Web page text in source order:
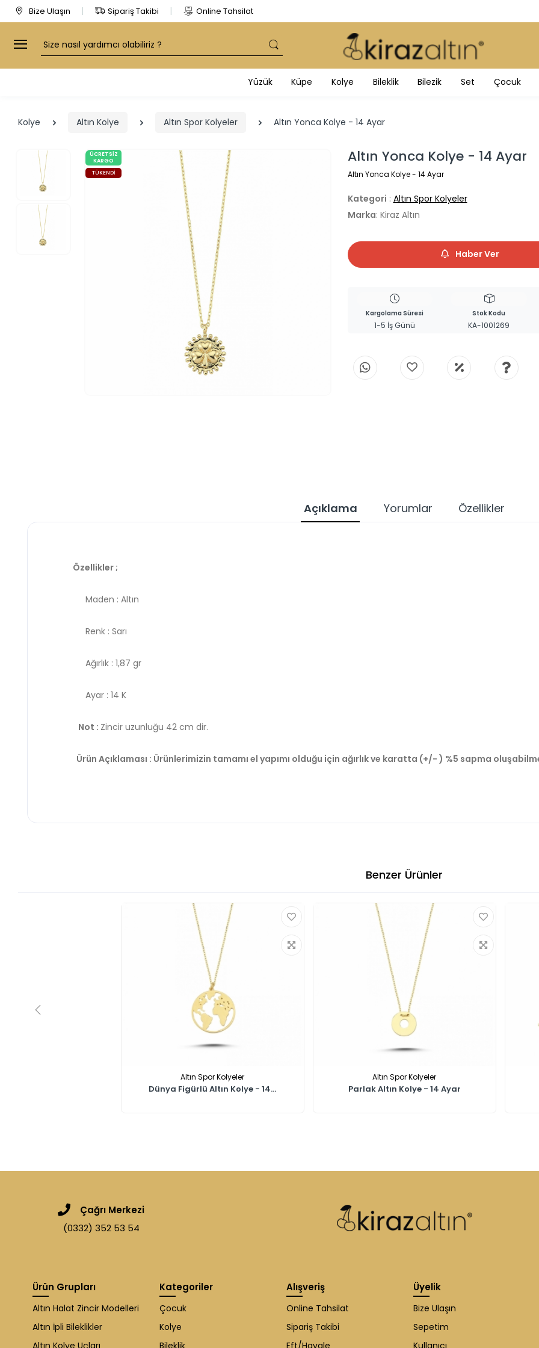
Bize Ulaşın Sipariş Takibi Online Tahsilat
Arama
Yüzük Küpe Kolye Bileklik Bilezik Set Çocuk
Kolye Altın Kolye Altın Spor Kolyeler Altın Yonca Kolye - 14 Ayar
ÜCRETSIZ
KARGO
TÜKENDI
Altın Yonca Kolye - 14 Ayar
Altın Yonca Kolye - 14 Ayar
Kategori : Altın Spor Kolyeler
Marka: Kiraz Altın
Haber Ver
Kargolama Süresi
1-5 İş Günü
Stok Kodu
KA-1001269
Açıklama Yorumlar Özellikler
Özellikler ;
Maden : Altın
Renk : Sarı
Ağırlık : 1,87 gr
Ayar : 14 K
Not : Zincir uzunluğu 42 cm dir.
Ürün Açıklaması : Ürünlerimizin tamamı el yapımı olduğu için ağırlık ve karatta (+/- ) %5 sapma
Benzer Ürünler
Altın Spor Kolyeler
Dünya Figürlü Altın Kolye - 14...
Altın Spor Kolyeler
Parlak Altın Kolye - 14 Ayar
Çağrı Merkezi
(0332) 352 53 54
Ürün Grupları
Altın Halat Zincir Modelleri
Altın İpli Bileklikler
Kategoriler
Çocuk
Kolye
Alışveriş
Online Tahsilat
Sipariş Takibi
Üyelik
Bize Ulaşın
Sepetim